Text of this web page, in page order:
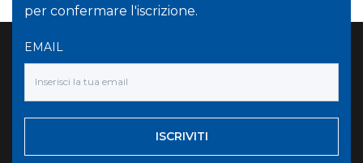
per confermare l'iscrizione.
EMAIL
ISCRIVITI